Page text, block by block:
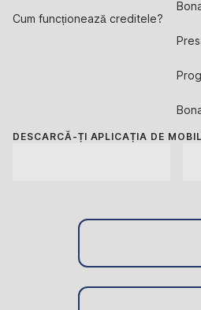
Cum funcționează creditele?
DESCARCĂ-ȚI APLICAȚIA DE MOBIL